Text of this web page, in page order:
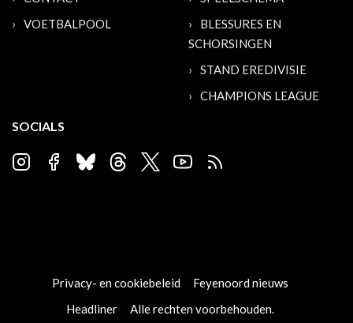
VOETBALPOOL
BLESSURES EN
SCHORSINGEN
STAND EREDIVISIE
CHAMPIONS LEAGUE
SOCIALS
Privacy- en cookiebeleid
Feyenoord nieuws
Headliner
Alle rechten voorbehouden.